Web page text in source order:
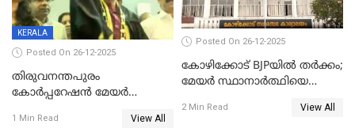
KERALA
Posted On 26-12-2025
തിരുവനന്തപുരം
കോര്‍പ്പറേഷന്‍ മേയര്‍
ഹൈക്കോടതിയിലേക്ക്;
1 Min Read View All
Posted On 26-12-2025
കോഴിക്കോട് BJPയിൽ തർക്കം;
മേയർ സ്ഥാനാർത്ഥിയെ
2 Min Read View All